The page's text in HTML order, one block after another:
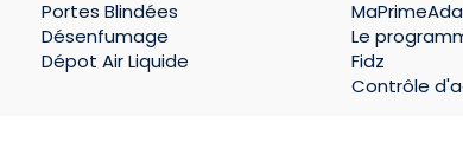
Portes Blindées
Désenfumage
Dépot Air Liquide
Le
Fidz
Contrôle